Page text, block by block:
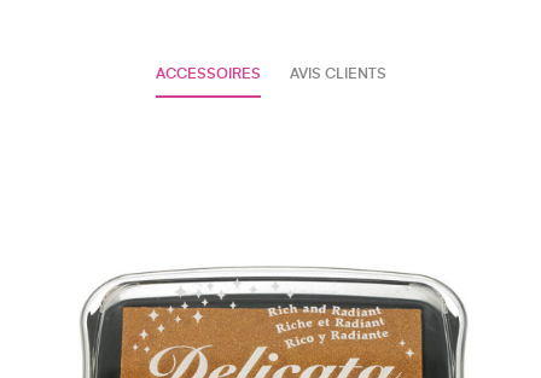
ACCESSOIRES AVIS CLIENTS